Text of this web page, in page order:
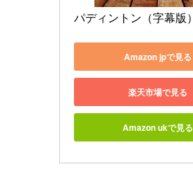
パディントン（字幕版）
Amazon jpで見る
楽天市場で見る
Amazon ukで見る